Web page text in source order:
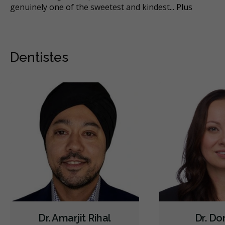
genuinely one of the sweetest and kindest... Plus
the Assiniboine Dental Group. I feel completely...
Dentistes
Dr. Amarjit Rihal
Dr.